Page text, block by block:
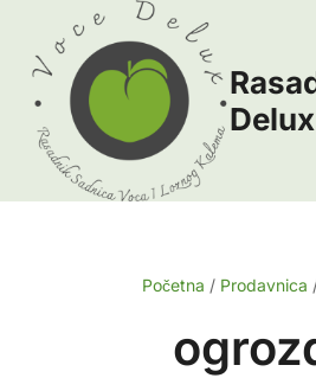
content
Delux
Početna / Prodavnica